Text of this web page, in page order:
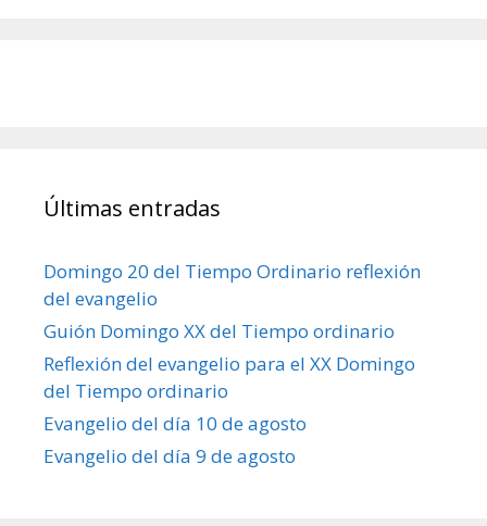
Últimas entradas
Domingo 20 del Tiempo Ordinario reflexión
del evangelio
Guión Domingo XX del Tiempo ordinario
Reflexión del evangelio para el XX Domingo
del Tiempo ordinario
Evangelio del día 10 de agosto
Evangelio del día 9 de agosto